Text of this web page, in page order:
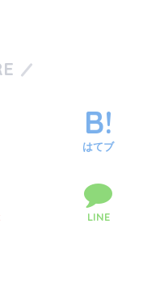
はてブ
LINE